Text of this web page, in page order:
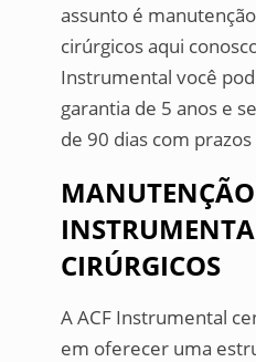
assunto é
cirúrgicos aqui
Instrumental você
garantia de 5 anos e
de 90 dias com
CIRÚRGICOS
A ACF Instrumental
em oferecer uma